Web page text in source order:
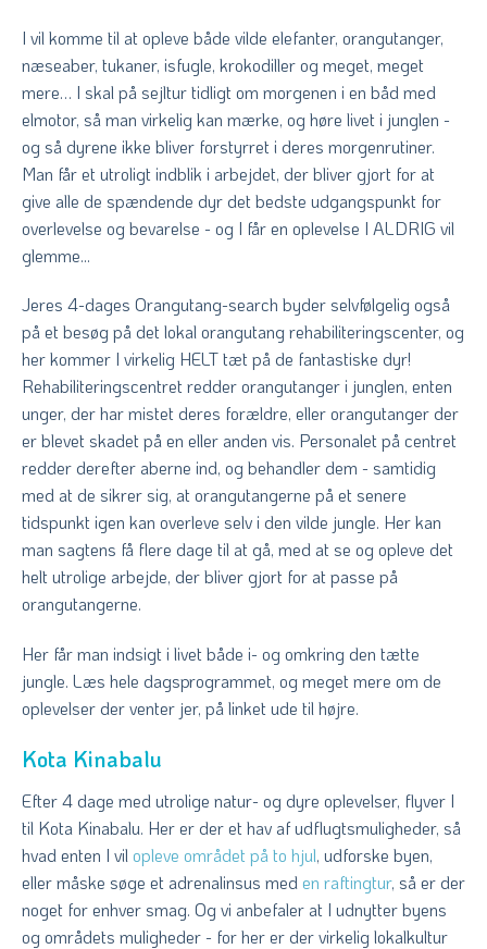
I vil komme til at opleve både vilde elefanter, orangutanger,
næseaber, tukaner, isfugle, krokodiller og meget, meget
mere… I skal på sejltur tidligt om morgenen i en båd med
elmotor, så man virkelig kan mærke, og høre livet i junglen -
og så dyrene ikke bliver forstyrret i deres morgenrutiner.
Man får et utroligt indblik i arbejdet, der bliver gjort for at
give alle de spændende dyr det bedste udgangspunkt for
overlevelse og bevarelse - og I får en oplevelse I ALDRIG vil
glemme...
Jeres 4-dages Orangutang-search byder selvfølgelig også
på et besøg på det lokal orangutang rehabiliteringscenter, og
her kommer I virkelig HELT tæt på de fantastiske dyr!
Rehabiliteringscentret redder orangutanger i junglen, enten
unger, der har mistet deres forældre, eller orangutanger der
er blevet skadet på en eller anden vis. Personalet på centret
redder derefter aberne ind, og behandler dem - samtidig
med at de sikrer sig, at orangutangerne på et senere
tidspunkt igen kan overleve selv i den vilde jungle. Her kan
man sagtens få flere dage til at gå, med at se og opleve det
helt utrolige arbejde, der bliver gjort for at passe på
orangutangerne.
Her får man indsigt i livet både i- og omkring den tætte
jungle. Læs hele dagsprogrammet, og meget mere om de
oplevelser der venter jer, på linket ude til højre.
Kota Kinabalu
Efter 4 dage med utrolige natur- og dyre oplevelser, flyver I
til Kota Kinabalu. Her er der et hav af udflugtsmuligheder, så
hvad enten I vil opleve området på to hjul, udforske byen,
eller måske søge et adrenalinsus med en raftingtur, så er der
noget for enhver smag. Og vi anbefaler at I udnytter byens
og områdets muligheder - for her er der virkelig lokalkultur